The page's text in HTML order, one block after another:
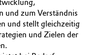
und zum Verständnis
und stellt gleichzeitig
und Zielen der